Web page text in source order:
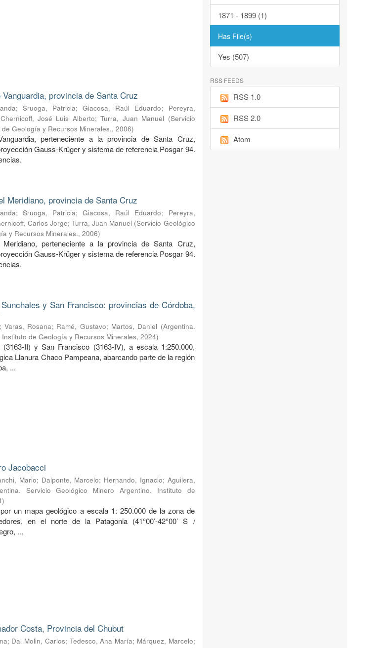
provincia de Santa Cruz
;Sruoga, Patricia;Giacosa, Raúl Eduardo; Pereyra,
Chernicoff, José Luis Alberto;Turra, Juan Manuel (Servicio
Geología y Recursos Minerales.,2006)
perteneciente a la provincia de Santa Cruz,
Gauss-Krüger y sistema de referencia Posgar 94.
Meridiano, provincia de Santa Cruz
;Sruoga, Patricia;Giacosa, Raúl Eduardo; Pereyra,
Carlos Jorge;Turra, Juan Manuel (Servicio Geológico
y Recursos Minerales.,2006)
perteneciente a la provincia de Santa Cruz,
Gauss-Krüger y sistema de referencia Posgar 94.
y San Francisco: provincias de Córdoba,
Varas, Rosana; Ramé, Gustavo; Martos, Daniel (Argentina.
de Geología y Recursos Minerales,2024)
II) y San Francisco (3163-IV), a escala 1:250.000,
Llanura Chaco Pampeana, abarcando parte de la región
...
Jacobacci
Mario; Dalponte, Marcelo; Hernando, Ignacio; Aguilera,
Servicio Geológico Minero Argentino. Instituto de
)
un mapa geológico a escala 1: 250.000 de la zona de
en el norte de la Patagonia (41°00’-42°00’ S /
...
Costa, Provincia del Chubut
; Dal Molin, Carlos; Tedesco, Ana María; Márquez, Marcelo;
1871 - 1899 (1)
Has File(s)
Yes (507)
RSS FEEDS
RSS 1.0
RSS 2.0
Atom